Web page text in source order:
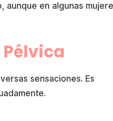
aunque en algunas
sensaciones. Es